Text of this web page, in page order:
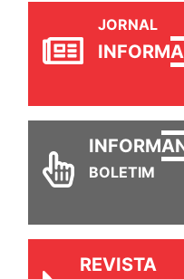
JORNAL
INFORM